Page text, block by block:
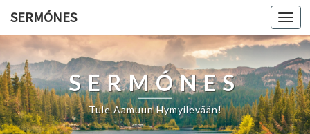
SERMÓNES
SERMÓNES
Tule Aamuun Hymyilevään!